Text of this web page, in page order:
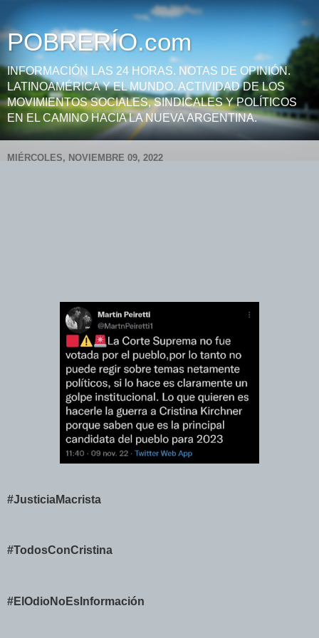
POBRERÍO.com
INFORMACIÓN LAS 24 HORAS. NOTAS DE OPINIÓN.
LATINOAMÉRICA Y EL MUNDO. ACTIVIDAD DE LOS
MOVIMIENTOS SOCIALES, SINDICALES Y POLÍTICOS
EN EL CAMINO HACIA LA NUEVA ARGENTINA.
MIÉRCOLES, NOVIEMBRE 09, 2022
#JusticiaMacrista
#TodosConCristina
#ElOdioNoEsInformación